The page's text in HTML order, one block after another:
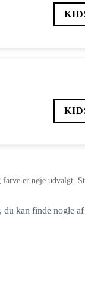
er nøje udvalgt.
kan finde nogle af